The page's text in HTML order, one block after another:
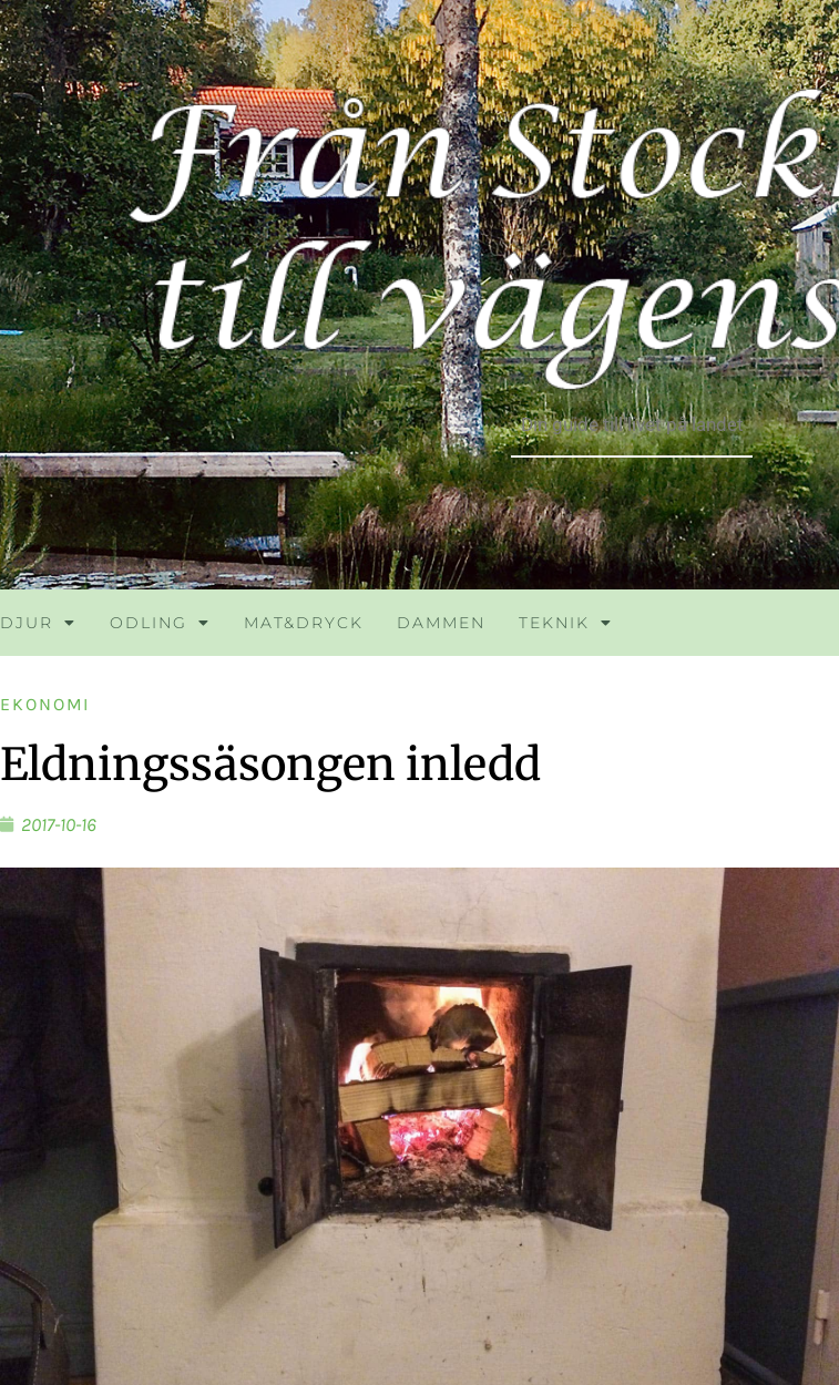
Din guide till livet på landet
DJUR ODLING MAT&DRYCK DAMMEN TEKNIK
EKONOMI
Eldningssäsongen inledd
2017-10-16